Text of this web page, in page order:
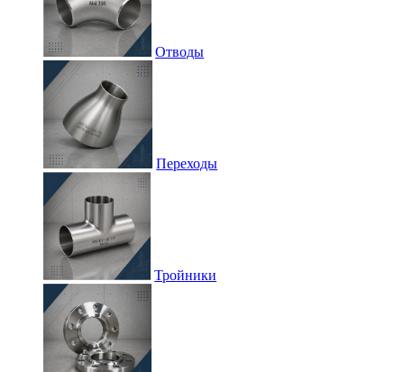
Отводы
Переходы
Тройники